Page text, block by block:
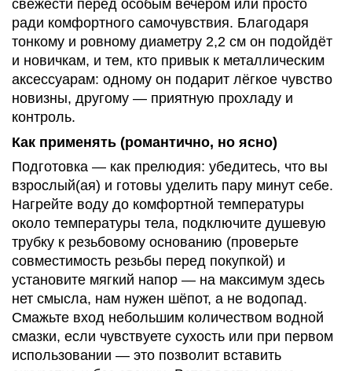
свежести перед особым вечером или просто
ради комфортного самочувствия. Благодаря
тонкому и ровному диаметру 2,2 см он подойдёт
и новичкам, и тем, кто привык к металлическим
аксессуарам: одному он подарит лёгкое чувство
новизны, другому — приятную прохладу и
контроль.
Как применять (романтично, но ясно)
Подготовка — как прелюдия: убедитесь, что вы
взрослый(ая) и готовы уделить пару минут себе.
Нагрейте воду до комфортной температуры
около температуры тела, подключите душевую
трубку к резьбовому основанию (проверьте
совместимость резьбы перед покупкой) и
установите мягкий напор — на максимум здесь
нет смысла, нам нужен шёпот, а не водопад.
Смажьте вход небольшим количеством водной
смазки, если чувствуете сухость или при первом
использовании — это позволит вставить